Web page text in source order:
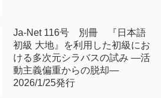
Ja-Net 116号 別冊 『日本語
初級 大地』を利用した初級にお
ける多次元シラバスの試み —活
動主義偏重からの脱却—
2026/1/25発行